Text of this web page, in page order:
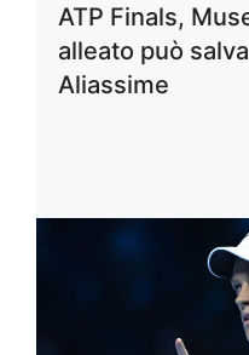
ATP Finals,
alleato può
Aliassime